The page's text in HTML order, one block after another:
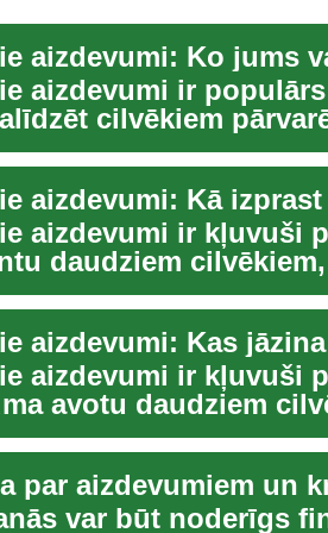
aizdevumi: Ko jums
aizdevumi ir
cilvēkiem
vai ...
aizdevumi ir kļuvuši
daudziem
aizdevumi ir kļuvuši
avotu daudziem
dažād...
par aizdevumiem un
var būt noderīgs